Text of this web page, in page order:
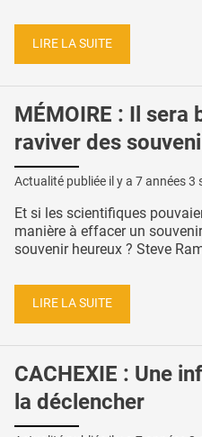
LIRE LA SUITE
MÉMOIRE : Il
raviver des
Actualité publiée il y a 7 années 3
Et si les scientifiques
manière à effacer un
souvenir heureux ? Steve
LIRE LA SUITE
CACHEXIE : Une
la déclencher